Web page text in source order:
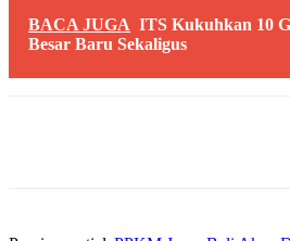
BACA JUGA ITS Kukuhkan 10
Besar Baru Sekaligus